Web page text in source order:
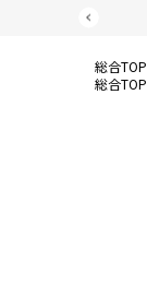
総合TOP
総合TOP